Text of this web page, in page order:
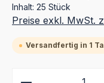
Inhalt: 25 Stück
Preise exkl. MwSt.
Versandfertig in 1
Produkt Anzahl: